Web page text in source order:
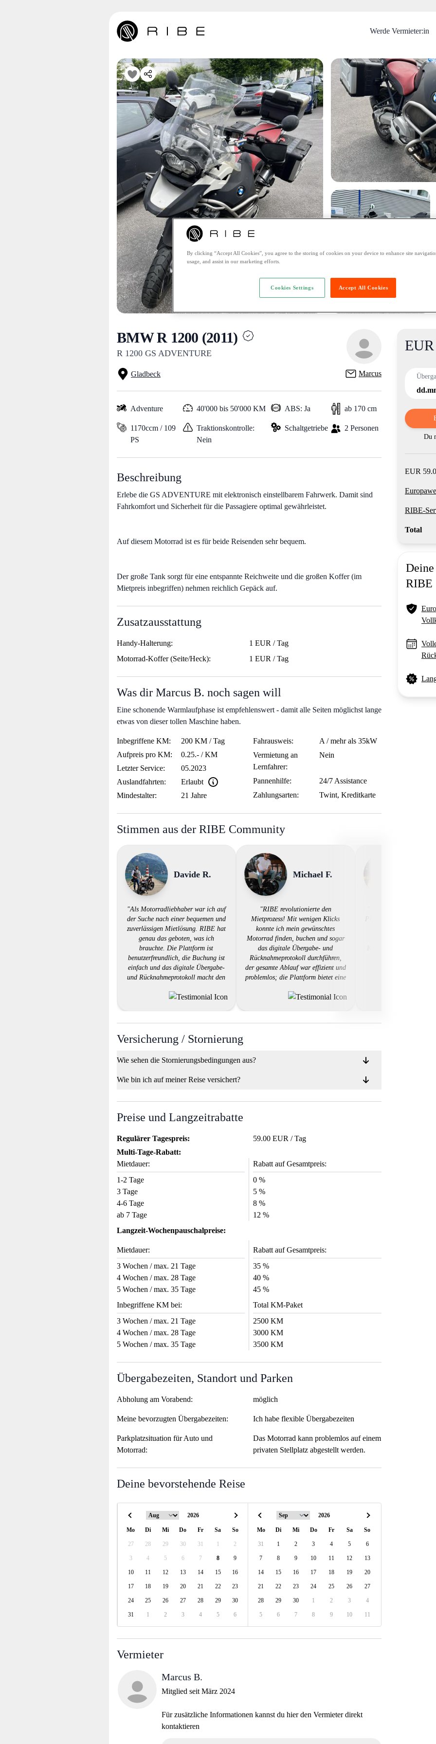
Werde Vermieter:in
BMW R 1200 (2011)
R 1200 GS ADVENTURE
Gladbeck Marcus
Product
Du
EUR
RIBE-
Total
RIBE
Adventure 40'000 bis 50'000 KM ABS: Ja ab 170 cm
1170ccm / 109
PS
Traktionskontrolle:
Nein
Schaltgetriebe 2 Personen
Beschreibung
Erlebe die GS ADVENTURE mit elektronisch einstellbarem Fahrwerk. Damit sind
Fahrkomfort und Sicherheit für die Passagiere optimal gewährleistet.
Auf diesem Motorrad ist es für beide Reisenden sehr bequem.
Der große Tank sorgt für eine entspannte Reichweite und die großen Koffer (im
Mietpreis inbegriffen) nehmen reichlich Gepäck auf.
Zusatzausstattung
Handy-Halterung:
1 EUR / Tag
Motorrad-Koffer (Seite/Heck):
1 EUR / Tag
Was dir Marcus B. noch sagen will
Eine schonende Warmlaufphase ist empfehlenswert - damit alle Seiten möglichst lange
etwas von dieser tollen Maschine haben.
Inbegriffene KM:
200 KM / Tag
Aufpreis pro KM:
0.25.- / KM
Letzter Service:
05.2023
Auslandfahrten:
Erlaubt
Mindestalter:
21 Jahre
Fahrausweis:
A / mehr als 35kW
Vermietung an
Lernfahrer:
Nein
Pannenhilfe:
24/7 Assistance
Zahlungsarten:
Twint, Kreditkarte
Stimmen aus der RIBE Community
Davide R.
"Als Motorradliebhaber war ich auf
der Suche nach einer bequemen und
zuverlässigen Mietlösung. RIBE hat
genau das geboten, was ich
brauchte. Die Plattform ist
benutzerfreundlich, die Buchung ist
einfach und das digitale Übergabe-
und Rücknahmeprotokoll macht den
begeistert von der großen Auswahl
Motorrads zu einer nahtlosen
Erfahrung zu machen."
Michael F.
"RIBE revolutionierte den
Mietprozess! Mit wenigen Klicks
konnte ich mein gewünschtes
Motorrad finden, buchen und sogar
das digitale Übergabe- und
Rücknahmeprotokoll durchführen,
der gesamte Ablauf war effizient und
problemlos; die Plattform bietet eine
Motorrädern zu günstigen Preisen -
Versicherung / Stornierung
Wie sehen die Stornierungsbedingungen aus?
Wie bin ich auf meiner Reise versichert?
Preise und Langzeitrabatte
Regulärer Tagespreis:
59.00 EUR / Tag
Multi-Tage-Rabatt:
Mietdauer:
Rabatt auf Gesamtpreis:
1-2 Tage
0 %
3 Tage
5 %
4-6 Tage
8 %
ab 7 Tage
12 %
Langzeit-Wochenpauschalpreise:
Mietdauer:
Rabatt auf Gesamtpreis:
3 Wochen / max. 21 Tage
35 %
4 Wochen / max. 28 Tage
40 %
5 Wochen / max. 35 Tage
45 %
Inbegriffene KM bei:
Total KM-Paket
3 Wochen / max. 21 Tage
2500 KM
4 Wochen / max. 28 Tage
3000 KM
5 Wochen / max. 35 Tage
3500 KM
Übergabezeiten, Standort und Parken
Abholung am Vorabend: möglich
Meine bevorzugten Übergabezeiten: Ich habe flexible Übergabezeiten
Parkplatzsituation für Auto und
Motorrad:
Das Motorrad kann problemlos auf einem
privaten Stellplatz abgestellt werden.
Deine bevorstehende Reise
Mo Di Mi Do Fr Sa So
27 28 29 30 31 1 2
3 4 5 6 7 8 9
10 11 12 13 14 15 16
17 18 19 20 21 22 23
24 25 26 27 28 29 30
31 1 2 3 4 5 6
Mo Di Mi Do Fr Sa So
31 1 2 3 4 5 6
7 8 9 10 11 12 13
14 15 16 17 18 19 20
21 22 23 24 25 26 27
28 29 30 1 2 3 4
5 6 7 8 9 10 11
Vermieter
Marcus B.
Mitglied seit März 2024
Für zusätzliche Informationen kannst du hier den Vermieter direkt
kontaktieren
By clicking “Accept All Cookies”, you agree to the storing of cookies on your device to enhance site
usage, and assist in our marketing efforts.
Accept All Cookies
Cookies Settings